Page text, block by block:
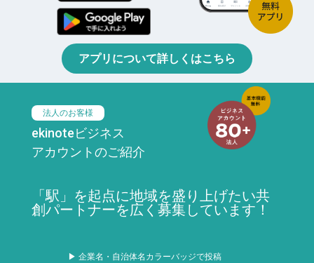
アプリについて詳しくはこちら
法人のお客様
ekinoteビジネス
アカウントのご紹介
「駅」を起点に地域を盛り上げたい共
創パートナーを広く募集しています！
▶ 企業名・自治体名カラーバッジで投稿